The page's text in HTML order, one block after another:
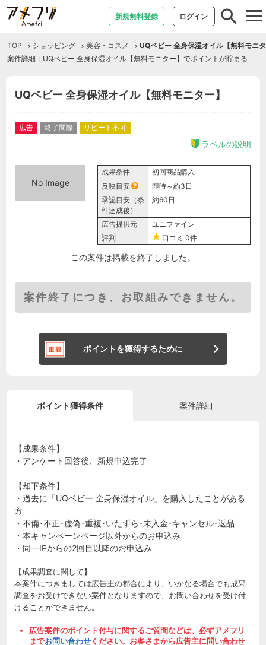
新規無料登録 ログイン
TOP ショッピング 美容・コスメ
UQベビー 全身保湿オイル【無料モニ
案件詳細：UQベビー 全身保湿オイル【無料モニター】でポイントが貯まる
UQベビー 全身保湿オイル【無料モニター】
広告 終了間際 リピート不可
ラベルの説明
No Image
成果条件
初回商品購入
反映目安
即時～約3日
承認目安（条
件達成後）
約60日
広告提供元
ユニファイン
評判
口コミ 0件
この案件は掲載を終了しました。
案件終了につき、お取組みできません。
ポイントを獲得するために
ポイント獲得条件 案件詳細
【成果条件】
・アンケート回答後、新規申込完了
【却下条件】
・過去に「UQベビー 全身保湿オイル」を購入したことがある
方
・不備･不正･虚偽･重複･いたずら･未入金･キャンセル･返品
・本キャンペーンページ以外からのお申込み
・同一IPからの2回目以降のお申込み
【成果調査に関して】
本案件につきましては広告主の都合により、いかなる場合でも成果
調査をお受けできない案件となりますので、お問い合わせを受け付
けることができません。
広告案件のポイント付与に関するご質問などは、必ずアメフリ
までお問い合わせください。お客さまから広告主に問い合わせ